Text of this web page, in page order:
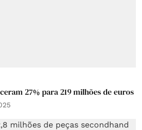
27% para 219 milhões de euros